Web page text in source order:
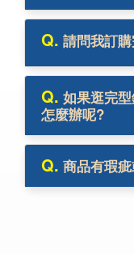
Q. 請問我訂
Q. 如果逛完
怎麼辦呢?
Q. 商品有瑕